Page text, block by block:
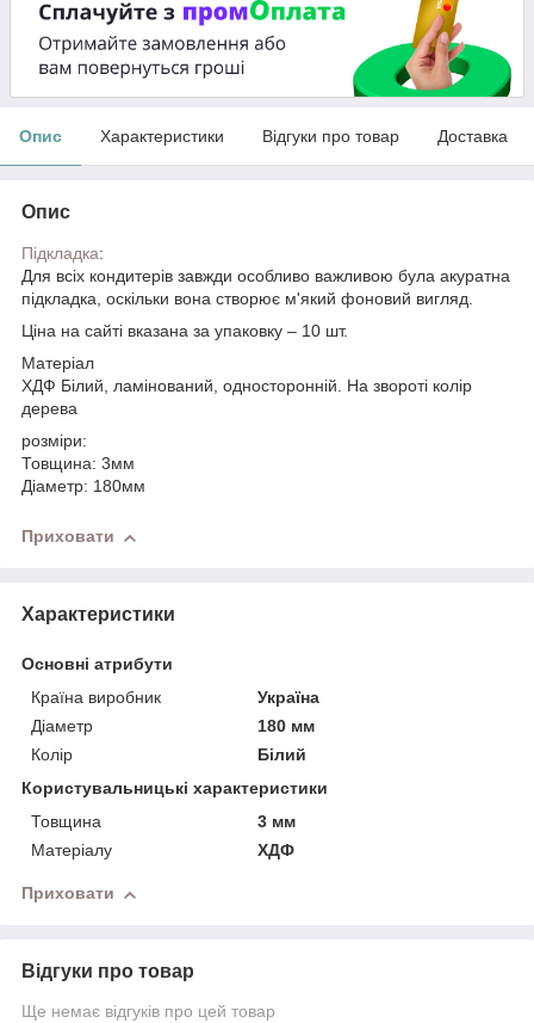
Опис Характеристики Відгуки про товар Доставка
Опис
Підкладка:
Для всіх кондитерів завжди особливо важливою була акуратна
підкладка, оскільки вона створює м'який фоновий вигляд.
Ціна на сайті вказана за упаковку – 10 шт.
Матеріал
ХДФ Білий, ламінований, односторонній. На звороті колір
дерева
розміри:
Товщина: 3мм
Діаметр: 180мм
Приховати
Характеристики
Основні атрибути
Країна виробник
Україна
Діаметр
180 мм
Колір
Білий
Користувальницькі характеристики
Товщина
3 мм
Матеріалу
ХДФ
Приховати
Відгуки про товар
Ще немає відгуків про цей товар